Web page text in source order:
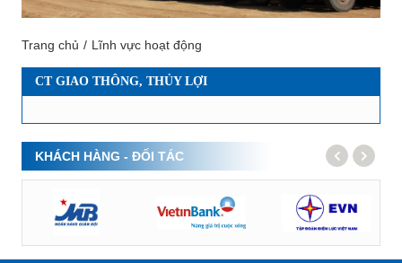
Trang chủ Lĩnh vực hoạt động
CT GIAO THÔNG, THỦY LỢI
KHÁCH HÀNG - ĐỐI TÁC